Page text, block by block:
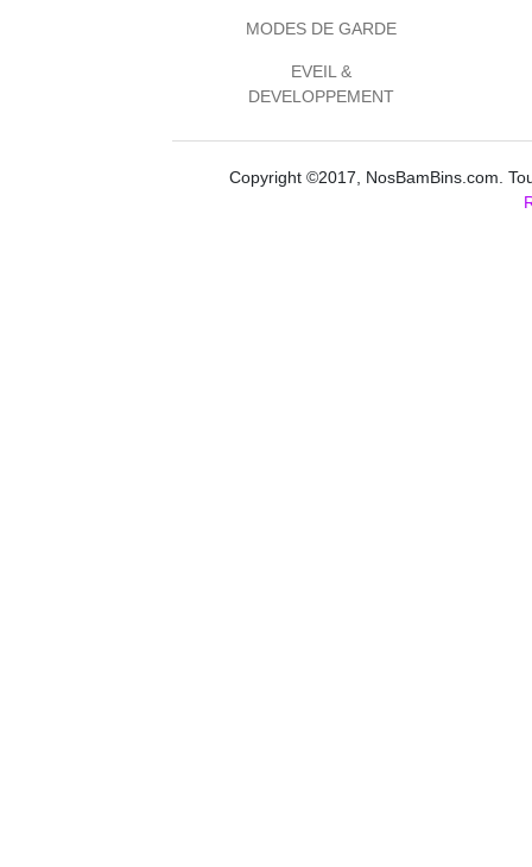
MODES DE GARDE
EVEIL &
DEVELOPPEMENT
Copyright ©2017, NosBamBins.com.